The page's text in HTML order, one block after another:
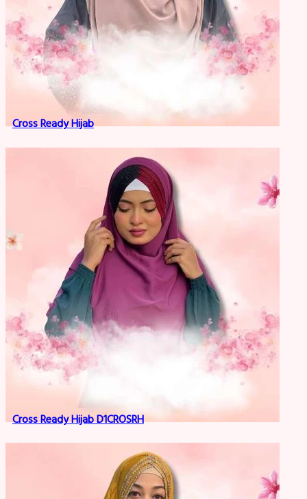
Cross Ready Hijab
Cross Ready Hijab D1CROSRH